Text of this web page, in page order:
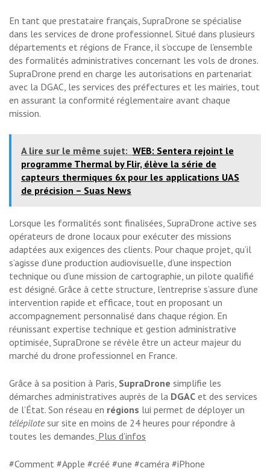
En tant que prestataire français, SupraDrone se spécialise
dans les services de drone professionnel. Situé dans plusieurs
départements et régions de France, il s’occupe de l’ensemble
des formalités administratives concernant les vols de drones.
SupraDrone prend en charge les autorisations en partenariat
avec la DGAC, les services des préfectures et les mairies, tout
en assurant la conformité réglementaire avant chaque
mission.
A lire sur le même sujet: WEB: Sentera rejoint le
programme Thermal by Flir, élève la série de
capteurs thermiques 6x pour les applications UAS
de précision – Suas News
Lorsque les formalités sont finalisées, SupraDrone active ses
opérateurs de drone locaux pour exécuter des missions
adaptées aux exigences des clients. Pour chaque projet, qu’il
s’agisse d’une production audiovisuelle, d’une inspection
technique ou d’une mission de cartographie, un pilote qualifié
est désigné. Grâce à cette structure, l’entreprise s’assure d’une
intervention rapide et efficace, tout en proposant un
accompagnement personnalisé dans chaque région. En
réunissant expertise technique et gestion administrative
optimisée, SupraDrone se révèle être un acteur majeur du
marché du drone professionnel en France.
Grâce à sa position à Paris, SupraDrone simplifie les
démarches administratives auprès de la DGAC et des services
de l’État. Son réseau en régions lui permet de déployer un
télépilotesur site en moins de 24 heures pour répondre à
toutes les demandes. Plus d’infos
#Comment #Apple #créé #une #caméra #iPhone